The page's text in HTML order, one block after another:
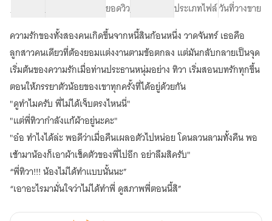
จำนวนคำ จำนวนหน้า (A5) ยอดวิวระดับเนื้อหา ประเภทไฟล์วันที่วางขาย
ความรักของทั้งสองคนเกิดขึ้นจากหนี้สินก้อนหนึ่ง วาดจันทร์ เธอคือ
ลูกสาวคนเดียวที่ต้องยอมแต่งงานตามข้อตกลง แต่มันกลับกลายเป็นจุด
เริ่มต้นของความรักเมื่อท่านประธานหนุ่มอย่าง ทิวา เริ่มสอนบทรักทุกขึ้น
ตอนให้ภรรยาตัวน้อยของเขาทุกครั้งที่ได้อยู่ด้วยกัน
"ดูทำไมครับ พี่ไม่ได้เจ็บตรงไหนนี่"
"แต่พี่ทิวากำลังแก้ผ้าอยู่นะคะ"
"อ๋อ ทำไงได้ล่ะ พอดีว่าเมื่อคืนเผลอตัวไปหน่อย โดนลวนลามทั้งคืน พอ
เช้ามาน้องก็เอาผ้าเช็ดตัวของพี่ไปอีก อย่าลืมสิครับ"
“พี่ทิวา!!! น้องไม่ได้ทำแบบนั้นนะ”